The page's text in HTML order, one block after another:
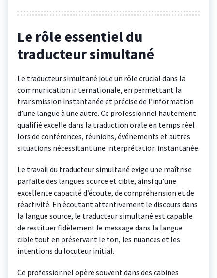
Le rôle essentiel du
traducteur simultané
Le traducteur simultané joue un rôle crucial dans la
communication internationale, en permettant la
transmission instantanée et précise de l’information
d’une langue à une autre. Ce professionnel hautement
qualifié excelle dans la traduction orale en temps réel
lors de conférences, réunions, événements et autres
situations nécessitant une interprétation instantanée.
Le travail du traducteur simultané exige une maîtrise
parfaite des langues source et cible, ainsi qu’une
excellente capacité d’écoute, de compréhension et de
réactivité. En écoutant attentivement le discours dans
la langue source, le traducteur simultané est capable
de restituer fidèlement le message dans la langue
cible tout en préservant le ton, les nuances et les
intentions du locuteur initial.
Ce professionnel opère souvent dans des cabines